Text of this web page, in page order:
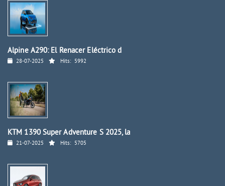
Alpine A290: El Renacer Eléctrico d
28-07-2025 Hits: 5992
KTM 1390 Super Adventure S 2025, la
21-07-2025 Hits: 5705